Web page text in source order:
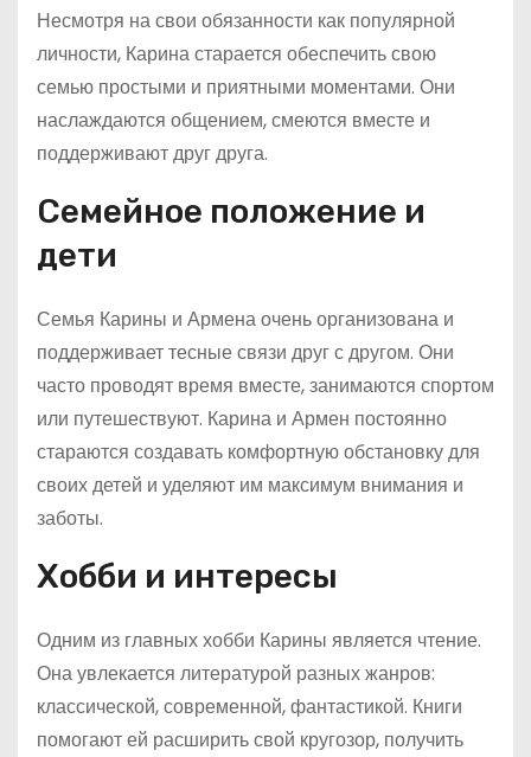
Несмотря на свои обязанности как популярной
личности, Карина старается обеспечить свою
семью простыми и приятными моментами. Они
наслаждаются общением, смеются вместе и
поддерживают друг друга.
Семейное положение и
дети
Семья Карины и Армена очень организована и
поддерживает тесные связи друг с другом. Они
часто проводят время вместе, занимаются спортом
или путешествуют. Карина и Армен постоянно
стараются создавать комфортную обстановку для
своих детей и уделяют им максимум внимания и
заботы.
Хобби и интересы
Одним из главных хобби Карины является чтение.
Она увлекается литературой разных жанров:
классической, современной, фантастикой. Книги
помогают ей расширить свой кругозор, получить